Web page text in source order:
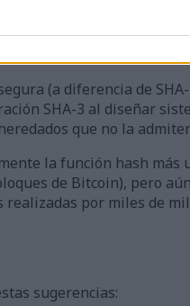
Si necesitas un
(a diferencia de
SHA-3 al diseñar
que no la
la función hash más
de Bitcoin), pero
por miles de
sugerencias: